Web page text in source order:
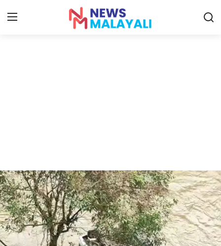
Entertainment
Sports
Food
Gulf News